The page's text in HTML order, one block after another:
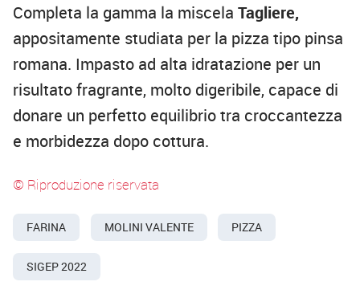
Completa la gamma la miscela Tagliere,
appositamente studiata per la pizza tipo pinsa
romana. Impasto ad alta idratazione per un
risultato fragrante, molto digeribile, capace di
donare un perfetto equilibrio tra croccantezza
e morbidezza dopo cottura.
© Riproduzione riservata
FARINA MOLINI VALENTE PIZZA
SIGEP 2022